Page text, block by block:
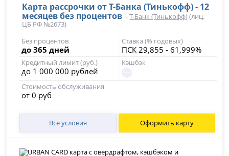
Карта рассрочки от Т-Банка (Тинькофф) - 12
месяцев без процентов -Т-Банк (Тинькофф)(лиц.
ЦБ РФ №2673)
Без процентов
до 365 дней
Ставка (% годовых)
ПСК 29,855 - 61,999%
Кредитный лимит (руб.)
до 1 000 000 рублей
Кэшбэк
Стоимость обслуживания
от 0 руб
Все условия Оформить карту